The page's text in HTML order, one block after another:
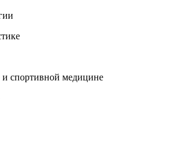
и спортивной медицине